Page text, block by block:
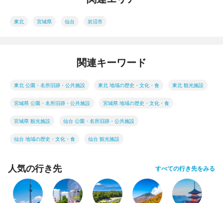
東北 宮城県 仙台 岩沼市
関連キーワード
東北 公園・名所旧跡・公共施設 東北 地域の歴史・文化・食 東北 観光施設
宮城県 公園・名所旧跡・公共施設 宮城県 地域の歴史・文化・食
宮城県 観光施設 仙台 公園・名所旧跡・公共施設
仙台 地域の歴史・文化・食 仙台 観光施設
人気の行き先 すべての行き先をみる